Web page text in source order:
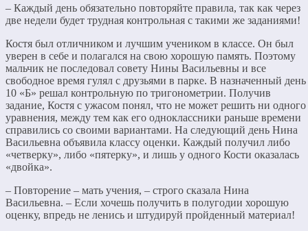
– Каждый день обязательно повторяйте правила, так как через
две недели будет трудная контрольная с такими же заданиями!
Костя был отличником и лучшим учеником в классе. Он был
уверен в себе и полагался на свою хорошую память. Поэтому
мальчик не последовал совету Нины Васильевны и все
свободное время гулял с друзьями в парке. В назначенный день
10 «Б» решал контрольную по тригонометрии. Получив
задание, Костя с ужасом понял, что не может решить ни одного
уравнения, между тем как его одноклассники раньше времени
справились со своими вариантами. На следующий день Нина
Васильевна объявила классу оценки. Каждый получил либо
«четверку», либо «пятерку», и лишь у одного Кости оказалась
«двойка».
– Повторение – мать учения, – строго сказала Нина
Васильевна. – Если хочешь получить в полугодии хорошую
оценку, впредь не ленись и штудируй пройденный материал!